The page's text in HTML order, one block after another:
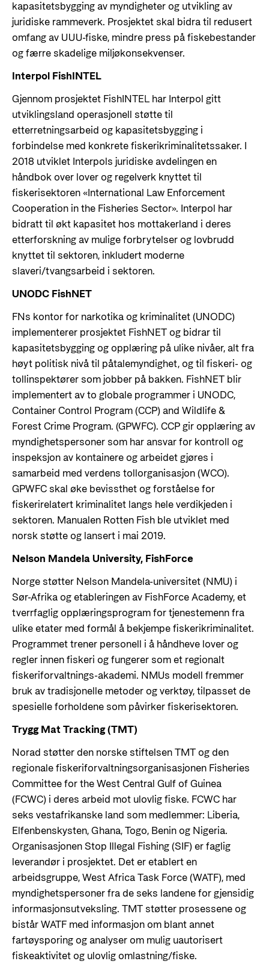
kapasitetsbygging av myndigheter og utvikling av
juridiske rammeverk. Prosjektet skal bidra til redusert
omfang av UUU-fiske, mindre press på fiskebestander
og færre skadelige miljøkonsekvenser.
Interpol FishINTEL
Gjennom prosjektet FishINTEL har Interpol gitt
utviklingsland operasjonell støtte til
etterretningsarbeid og kapasitetsbygging i
forbindelse med konkrete fiskerikriminalitetssaker. I
2018 utviklet Interpols juridiske avdelingen en
håndbok over lover og regelverk knyttet til
fiskerisektoren «International Law Enforcement
Cooperation in the Fisheries Sector». Interpol har
bidratt til økt kapasitet hos mottakerland i deres
etterforskning av mulige forbrytelser og lovbrudd
knyttet til sektoren, inkludert moderne
slaveri/tvangsarbeid i sektoren.
UNODC FishNET
FNs kontor for narkotika og kriminalitet (UNODC)
implementerer prosjektet FishNET og bidrar til
kapasitetsbygging og opplæring på ulike nivåer, alt fra
høyt politisk nivå til påtalemyndighet, og til fiskeri- og
tollinspektører som jobber på bakken. FishNET blir
implementert av to globale programmer i UNODC,
Container Control Program (CCP) and Wildlife &
Forest Crime Program. (GPWFC). CCP gir opplæring av
myndighetspersoner som har ansvar for kontroll og
inspeksjon av kontainere og arbeidet gjøres i
samarbeid med verdens tollorganisasjon (WCO).
GPWFC skal øke bevissthet og forståelse for
fiskerirelatert kriminalitet langs hele verdikjeden i
sektoren. Manualen Rotten Fish ble utviklet med
norsk støtte og lansert i mai 2019.
Nelson Mandela University, FishForce
Norge støtter Nelson Mandela-universitet (NMU) i
Sør-Afrika og etableringen av FishForce Academy, et
tverrfaglig opplæringsprogram for tjenestemenn fra
ulike etater med formål å bekjempe fiskerikriminalitet.
Programmet trener personell i å håndheve lover og
regler innen fiskeri og fungerer som et regionalt
fiskeriforvaltnings-akademi. NMUs modell fremmer
bruk av tradisjonelle metoder og verktøy, tilpasset de
spesielle forholdene som påvirker fiskerisektoren.
Trygg Mat Tracking (TMT)
Norad støtter den norske stiftelsen TMT og den
regionale fiskeriforvaltningsorganisasjonen Fisheries
Committee for the West Central Gulf of Guinea
(FCWC) i deres arbeid mot ulovlig fiske. FCWC har
seks vestafrikanske land som medlemmer: Liberia,
Elfenbenskysten, Ghana, Togo, Benin og Nigeria.
Organisasjonen Stop Illegal Fishing (SIF) er faglig
leverandør i prosjektet. Det er etablert en
arbeidsgruppe, West Africa Task Force (WATF), med
myndighetspersoner fra de seks landene for gjensidig
informasjonsutveksling. TMT støtter prosessene og
bistår WATF med informasjon om blant annet
fartøysporing og analyser om mulig uautorisert
fiskeaktivitet og ulovlig omlastning/fiske.